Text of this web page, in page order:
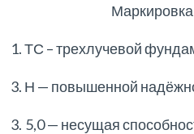
1. ТС – трехлучевой
3. Н — повышенной
3. 5,0 — несущая